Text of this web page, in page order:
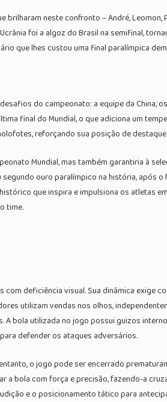
neste confronto – André,
foi a algoz do Brasil na semifinal,
que lhes custou uma final paralímpica
do campeonato: a equipe da China,
final do Mundial, o que adiciona um
reforçando sua posição de
Mundial, mas também garantiria à
ouro paralímpico na história, após
que inspira e impulsiona os atletas
time.
deficiência visual. Sua dinâmica exige
utilizam vendas nos olhos,
bola utilizada no jogo possui guizos
defender os ataques adversários.
o jogo pode ser encerrado
bola com força e precisão, fazendo-a
e o posicionamento tático para